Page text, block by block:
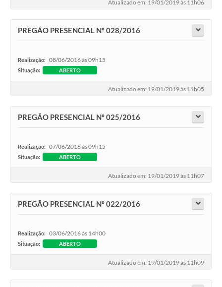
Atualizado em: 19/01/2019 às 11h06
PREGÃO PRESENCIAL Nº 028/2016
Realização: 08/06/2016 às 09h15
Situação: ABERTO
Atualizado em: 19/01/2019 às 11h05
PREGÃO PRESENCIAL Nº 025/2016
Realização: 07/06/2016 às 09h15
Situação: ABERTO
Atualizado em: 19/01/2019 às 11h07
PREGÃO PRESENCIAL Nº 022/2016
Realização: 03/06/2016 às 14h00
Situação: ABERTO
Atualizado em: 19/01/2019 às 11h09